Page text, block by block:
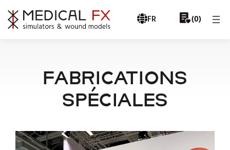
FR (0)
FABRICATIONS
SPÉCIALES